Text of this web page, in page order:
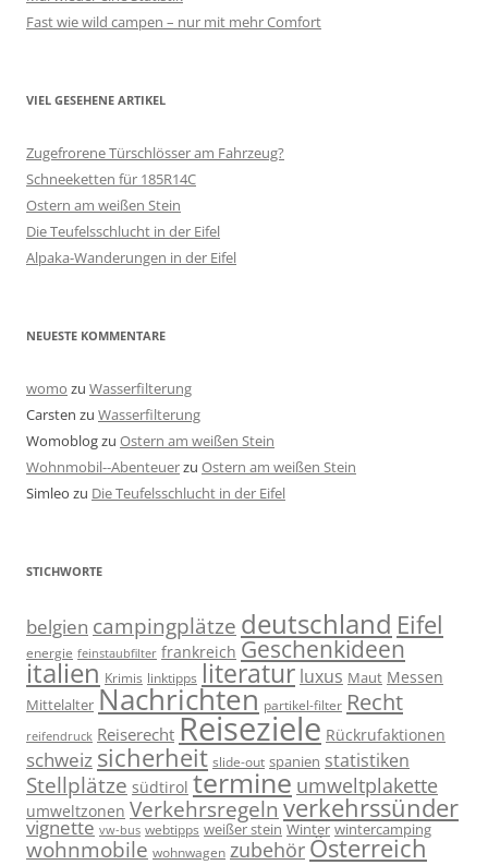
Fast wie wild campen – nur mit mehr Comfort
VIEL GESEHENE ARTIKEL
Zugefrorene Türschlösser am Fahrzeug?
Schneeketten für 185R14C
Ostern am weißen Stein
Die Teufelsschlucht in der Eifel
Alpaka-Wanderungen in der Eifel
NEUESTE KOMMENTARE
womo zu Wasserfilterung
Carsten zu Wasserfilterung
Womoblogzu Ostern am weißen Stein
Wohnmobil--Abenteuerzu Ostern am weißen Stein
Simleo zu Die Teufelsschlucht in der Eifel
STICHWORTE
belgien campingplätze deutschland Eifel
energie feinstaubfilter frankreich Geschenkideen
italien Krimis linktipps literatur luxus Maut Messen
Mittelalter Nachrichten partikel-filter Recht
reifendruck Reiserecht Reiseziele Rückrufaktionen
schweiz sicherheit slide-out spanien statistiken
Stellplätze südtirol termine umweltplakette
umweltzonen Verkehrsregeln verkehrssünder
vignette vw-bus webtipps weißer stein Winter wintercamping
wohnmobile wohnwagen zubehör Österreich